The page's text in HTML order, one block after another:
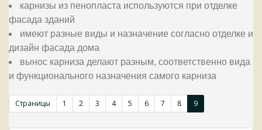
карнизы из пенопласта используются при отделке
фасада зданий
имеют разные виды и назначение согласно отделке и
дизайн фасада дома
вынос карниза делают разным, соответственно вида
и функционального назначения самого карниза
Страницы 1 2 3 4 5 6 7 8 9